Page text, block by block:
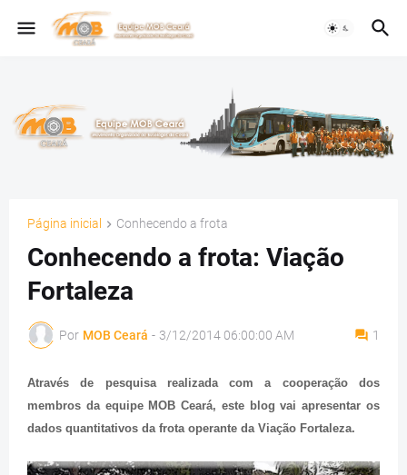
Página inicial Conhecendo a frota
Conhecendo a frota: Viação
Fortaleza
Por MOB Ceará - 3/12/2014 06:00:00 AM 1
Através de pesquisa realizada com a cooperação dos
membros da equipe MOB Ceará, este blog vai apresentar os
dados quantitativos da frota operante da Viação Fortaleza.